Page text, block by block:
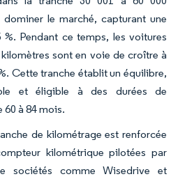
le marché, capturant une
Pendant ce temps, les voitures
sont en voie de croître à
Cette tranche établit un équilibre,
et éligible à des durées de
à 84 mois.
de kilométrage est renforcée
kilométrique pilotées par
sociétés comme Wisedrive et